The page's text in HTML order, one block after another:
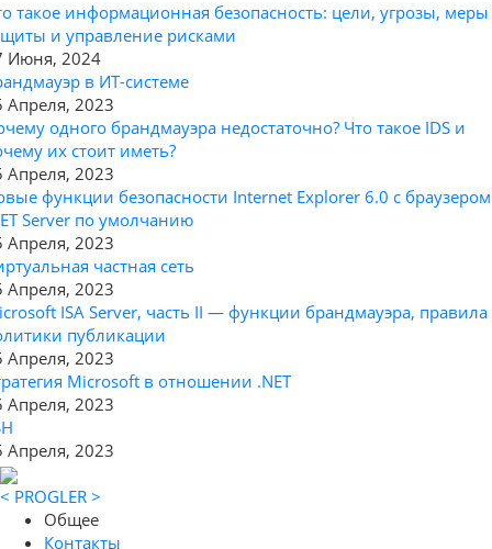
такое информационная безопасность: цели, угрозы, меры
и управление рисками
Июня, 2024
в ИТ-системе
Апреля, 2023
одного брандмауэра недостаточно? Что такое IDS и
их стоит иметь?
Апреля, 2023
функции безопасности Internet Explorer 6.0 с браузером
Server по умолчанию
Апреля, 2023
частная сеть
Апреля, 2023
ISA Server, часть II — функции брандмауэра, правила
публикации
Апреля, 2023
Microsoft в отношении .NET
Апреля, 2023
Апреля, 2023
< PROGLER >
Общее
Контакты